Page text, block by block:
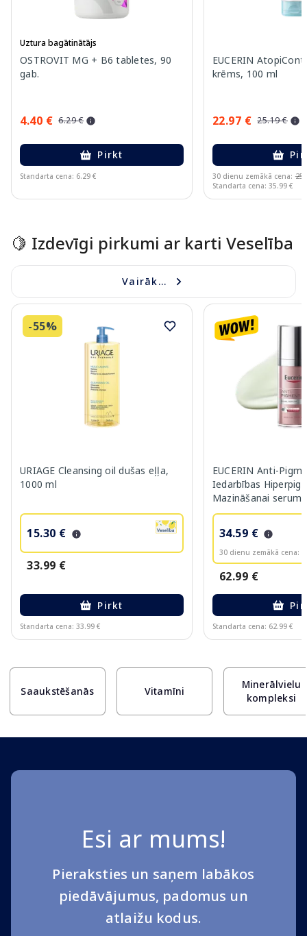
Uztura bagātinātājs
OSTROVIT MG + B6 tabletes, 90
gab.
4.40 € 6.29 €
Pirkt
Standarta cena: 6.29 €
EUCERIN
krēms, 100 ml
22.97 € 25.19 €
30 dienu zemākā cena:
Standarta cena: 35.99 €
🍋 Izdevīgi pirkumi ar karti Veselība
Vairāk...
-55%
URIAGE Cleansing oil dušas eļļa,
1000 ml
15.30 €
33.99 €
Pirkt
Standarta cena: 33.99 €
EUCERIN Anti-
Iedarbības
Mazināšanai
34.59 €
30 dienu zemākā cena:
62.99 €
Standarta cena: 62.99 €
Saaukstēšanās Vitamīni
Minerālvielu
kompleksi
Esi ar mums!
Pieraksties un saņem labākos
piedāvājumus, padomus un
atlaižu kodus.